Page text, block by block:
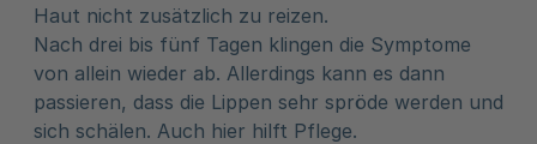
Haut nicht zusätzlich zu reizen.
Nach drei bis fünf Tagen klingen die Symptome
von allein wieder ab. Allerdings kann es dann
passieren, dass die Lippen sehr spröde werden und
sich schälen. Auch hier hilft Pflege.